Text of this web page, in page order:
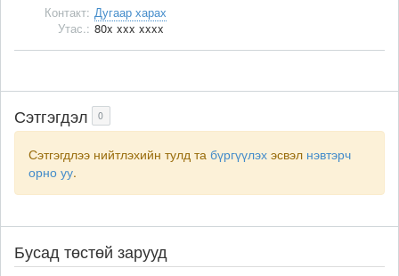
Контакт: Дугаар харах
Утас.: 80x xxx xxxx
Сэтгэгдэл 0
Сэтгэгдлээ нийтлэхийн тулд та бүргүүлэх эсвэл нэвтэрч
орно уу.
Бусад төстөй зарууд